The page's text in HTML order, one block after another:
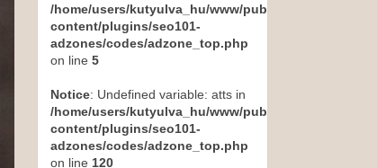
/home/users/kutyulva_hu/www/public_html/wp-
content/plugins/seo101-
adzones/codes/adzone_top.php
on line 5
Notice: Undefined variable: atts in
/home/users/kutyulva_hu/www/public_html/wp-
content/plugins/seo101-
adzones/codes/adzone_top.php
on line 120